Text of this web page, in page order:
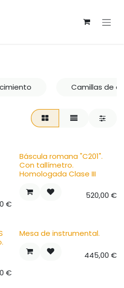
Camillas de
€
Báscula romana "C201".
Con tallímetro.
Homologada Clase III
520,00 €
€
Mesa de instrumental.
445,00 €